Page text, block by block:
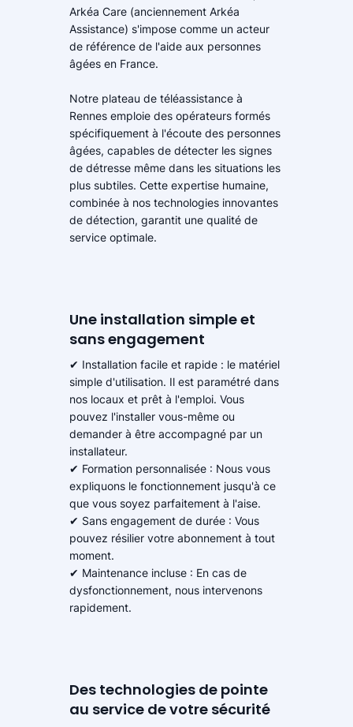
Arkéa Care (anciennement Arkéa
Assistance) s'impose comme un acteur
de référence de l'aide aux personnes
âgées en France.
Notre plateau de téléassistance à
Rennes emploie des opérateurs formés
spécifiquement à l'écoute des personnes
âgées, capables de détecter les signes
de détresse même dans les situations les
plus subtiles. Cette expertise humaine,
combinée à nos technologies innovantes
de détection, garantit une qualité de
service optimale.
Une installation simple et
sans engagement
✔ Installation facile et rapide : le matériel
simple d'utilisation. Il est paramétré dans
nos locaux et prêt à l'emploi. Vous
pouvez l'installer vous-même ou
demander à être accompagné par un
installateur.
✔ Formation personnalisée : Nous vous
expliquons le fonctionnement jusqu'à ce
que vous soyez parfaitement à l'aise.
✔ Sans engagement de durée : Vous
pouvez résilier votre abonnement à tout
moment.
✔ Maintenance incluse : En cas de
dysfonctionnement, nous intervenons
rapidement.
Des technologies de pointe
au service de votre sécurité